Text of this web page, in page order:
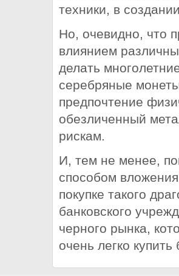
техники, в
Но, очевидно, что
влиянием
делать
серебряные
предпочтение
обезличенный
рискам.
И, тем не менее,
способом
покупке такого
банковского
черного рынка,
очень легко